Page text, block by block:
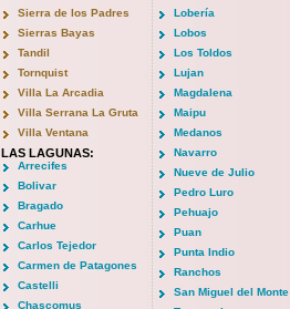
Sierra de los Padres
Sierras Bayas
Tandil
Tornquist
Villa La Arcadia
Villa Serrana La Gruta
Villa Ventana
LAS LAGUNAS:
Arrecifes
Bolivar
Bragado
Carhue
Carlos Tejedor
Carmen de Patagones
Castelli
Chascomus
Lobería
Lobos
Los Toldos
Lujan
Magdalena
Maipu
Medanos
Navarro
Nueve de Julio
Pedro Luro
Pehuajo
Puan
Punta Indio
Ranchos
San Miguel del Monte